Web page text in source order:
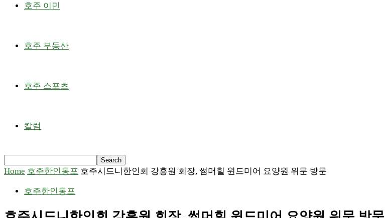
호주 이민
호주 부동산
호주 스포츠
칼럼
Home 호주한인동포 호주시드니한인회 강흥원 회장, 썸머힐 윈드미어 요양원 위문 방문
호주한인동포